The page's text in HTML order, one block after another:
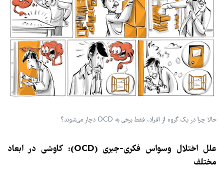
حالا چرا در یک گروه از افراد، فقط برخی به OCD دچار می‌شوند؟
علل اختلال وسواس فکری-جبری (OCD): کاوشی در ابعاد
مختلف